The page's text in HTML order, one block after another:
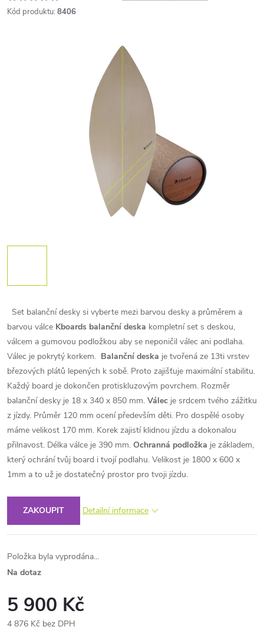
Kód produktu: 8406
Set balanční desky si vyberte mezi barvou desky a průměrem a
barvou válce Kboards balanční deska kompletní set s deskou,
válcem a gumovou podložkou aby se neponičil válec ani podlaha.
Válec je pokrytý korkem. Balanční deska je tvořená ze 13ti vrstev
březových plátů lepených k sobě. Proto zajišťuje maximální stabilitu.
Každý board je dokončen protiskluzovým povrchem. Rozměr
balanční desky je 18 x 340 x 850 mm. Válec je srdcem tvého zážitku
z jízdy. Průměr 120 mm ocení především děti. Pro dospělé osoby
máme velikost 170 mm. Korek zajistí klidnou jízdu a dokonalou
přilnavost. Délka válce je 390 mm. Ochranná podložka je základem,
který ochrání tvůj board i tvojí podlahu. Velikost je 1800 x 600 x
1mm a to už je dostatečný prostor pro tvoji jízdu.
ZAKOUPIT Detailní informace
Položka byla vyprodána…
Na dotaz
5 900 Kč
4 876 Kč bez DPH